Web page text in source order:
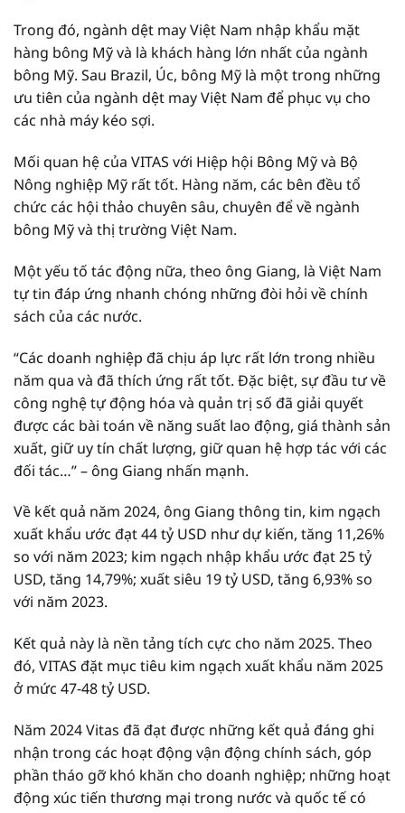
Trong đó, ngành dệt may Việt Nam nhập khẩu mặt
hàng bông Mỹ và là khách hàng lớn nhất của ngành
bông Mỹ. Sau Brazil, Úc, bông Mỹ là một trong những
ưu tiên của ngành dệt may Việt Nam để phục vụ cho
các nhà máy kéo sợi.
Mối quan hệ của VITAS với Hiệp hội Bông Mỹ và Bộ
Nông nghiệp Mỹ rất tốt. Hàng năm, các bên đều tổ
chức các hội thảo chuyên sâu, chuyên để về ngành
bông Mỹ và thị trường Việt Nam.
Một yếu tố tác động nữa, theo ông Giang, là Việt Nam
tự tin đáp ứng nhanh chóng những đòi hỏi về chính
sách của các nước.
“Các doanh nghiệp đã chịu áp lực rất lớn trong nhiều
năm qua và đã thích ứng rất tốt. Đặc biệt, sự đầu tư về
công nghệ tự động hóa và quản trị số đã giải quyết
được các bài toán về năng suất lao động, giá thành sản
xuất, giữ uy tín chất lượng, giữ quan hệ hợp tác với các
đối tác…” – ông Giang nhấn mạnh.
Về kết quả năm 2024, ông Giang thông tin, kim ngạch
xuất khẩu ước đạt 44 tỷ USD như dự kiến, tăng 11,26%
so với năm 2023; kim ngạch nhập khẩu ước đạt 25 tỷ
USD, tăng 14,79%; xuất siêu 19 tỷ USD, tăng 6,93% so
với năm 2023.
Kết quả này là nền tảng tích cực cho năm 2025. Theo
đó, VITAS đặt mục tiêu kim ngạch xuất khẩu năm 2025
ở mức 47-48 tỷ USD.
Năm 2024 Vitas đã đạt được những kết quả đáng ghi
nhận trong các hoạt động vận động chính sách, góp
phần tháo gỡ khó khăn cho doanh nghiệp; những hoạt
động xúc tiến thương mại trong nước và quốc tế có